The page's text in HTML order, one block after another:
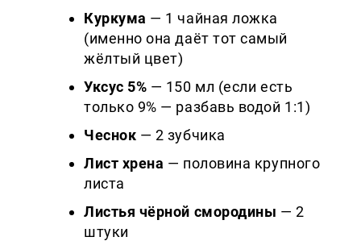
Куркума — 1 чайная ложка
(именно она даёт тот самый
жёлтый цвет)
Уксус 5% — 150 мл (если есть
только 9% — разбавь водой 1:1)
Чеснок — 2 зубчика
Лист хрена — половина крупного
листа
Листья чёрной смородины — 2
штуки